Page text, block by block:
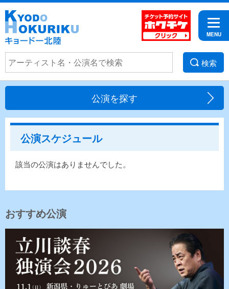
検索
公演を探す
公演スケジュール
該当の公演はありませんでした。
おすすめ公演